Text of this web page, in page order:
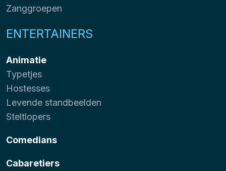
Zanggroepen
ENTERTAINERS
Animatie
Typetjes
Hostesses
Levende standbeelden
Steltlopers
Comedians
Cabaretiers